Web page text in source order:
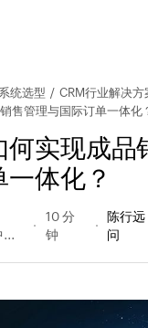
统选型 / CRM行业解决方
售管理与国际订单一体化
何实现成品
体化？
10 分
钟
陈行远
问